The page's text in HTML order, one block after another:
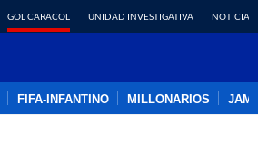
GOL CARACOL UNIDAD INVESTIGATIVA NOTICIAS
FIFA-INFANTINO MILLONARIOS